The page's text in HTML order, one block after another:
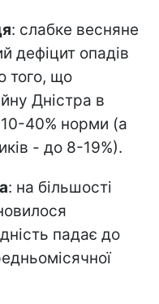
: слабке весняне
дефіцит опадів
того, що
Дністра в
40% норми (а
- до 8-19%).
: на більшості
падає до